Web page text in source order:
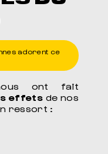
adorent ce
ont fait
effets de nos
ressort :